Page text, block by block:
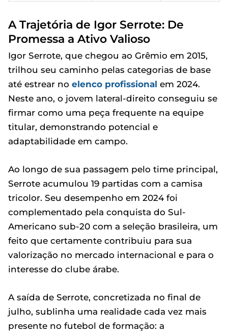
A Trajetória de Igor Serrote: De
Promessa a Ativo Valioso
Igor Serrote, que chegou ao Grêmio em 2015,
trilhou seu caminho pelas categorias de base
até estrear no elenco profissional em 2024.
Neste ano, o jovem lateral-direito conseguiu se
firmar como uma peça frequente na equipe
titular, demonstrando potencial e
adaptabilidade em campo.
Ao longo de sua passagem pelo time principal,
Serrote acumulou 19 partidas com a camisa
tricolor. Seu desempenho em 2024 foi
complementado pela conquista do Sul-
Americano sub-20 com a seleção brasileira, um
feito que certamente contribuiu para sua
valorização no mercado internacional e para o
interesse do clube árabe.
A saída de Serrote, concretizada no final de
julho, sublinha uma realidade cada vez mais
presente no futebol de formação: a